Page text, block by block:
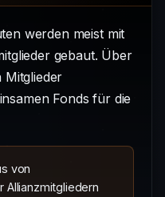
werden meist mit
gebaut. Über
Mitglieder
Fonds für die
von
Allianzmitgliedern